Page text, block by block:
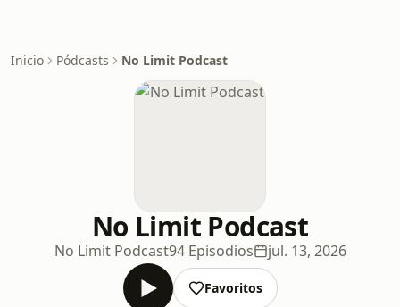
Inicio Pódcasts No Limit Podcast
No Limit Podcast
No Limit Podcast94 Episodios jul. 13, 2026
Favoritos